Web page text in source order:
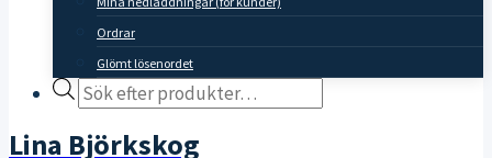
Ordrar
Glömt lösenordet
Products
Lina Björkskog